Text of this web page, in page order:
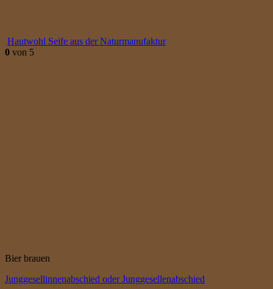
Hautwohl Seife aus der Naturmanufaktur
0 von 5
Bier brauen
Junggesellinnenabschied oder Junggesellenabschied